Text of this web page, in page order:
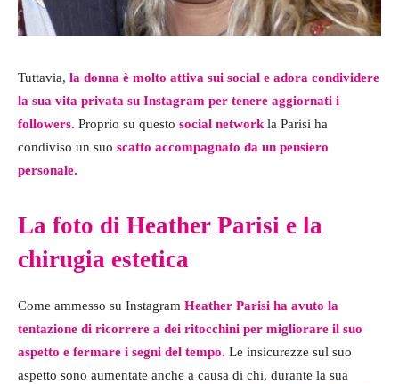
Tuttavia, la donna è molto attiva sui social e adora condividere
la sua vita privata su Instagram per tenere aggiornati i
followers. Proprio su questo social networkla Parisi ha
condiviso un suo scatto accompagnato da un pensiero
personale.
La foto di Heather Parisi e la
chirugia estetica
Come ammesso su Instagram Heather Parisi ha avuto la
tentazione di ricorrere a dei ritocchini per migliorare il suo
aspetto e fermare i segni del tempo. Le insicurezze sul suo
aspetto sono aumentate anche a causa di chi, durante la sua